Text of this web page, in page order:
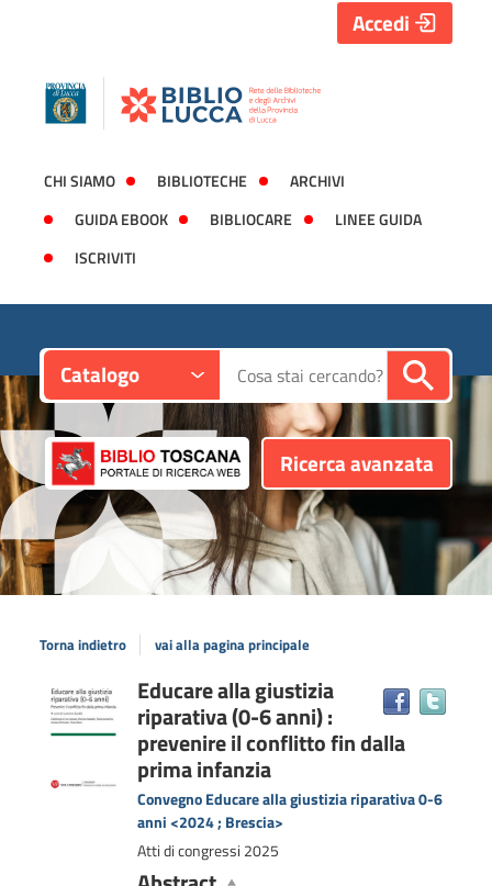
CHI SIAMO BIBLIOTECHE
ARCHIVI
GUIDA EBOOK
BIBLIOCARE
LINEE GUIDA
ISCRIVITI
Accedi
Catalogo Cerca su "Catalogo"
Ricerca avanzata
Torna indietro vai alla pagina principale
Dettaglio
del
documento
Educare alla giustizia
riparativa (0-6 anni) :
prevenire il conflitto fin dalla
prima infanzia
Convegno Educare alla giustizia riparativa 0-6
anni <2024 ; Brescia>
Atti di congressi 2025